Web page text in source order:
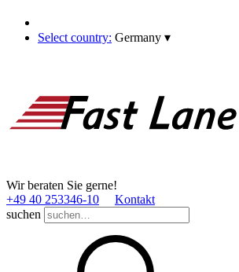
Select country: Germany ▾
Wir beraten Sie gerne!
+49 40 253346­-10
Kontakt
suchen